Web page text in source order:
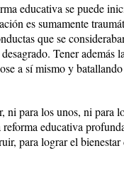
educativa se puede
es sumamente
que se
Tener
a sí mismo y
ni para los unos, ni para
educativa
para lograr el